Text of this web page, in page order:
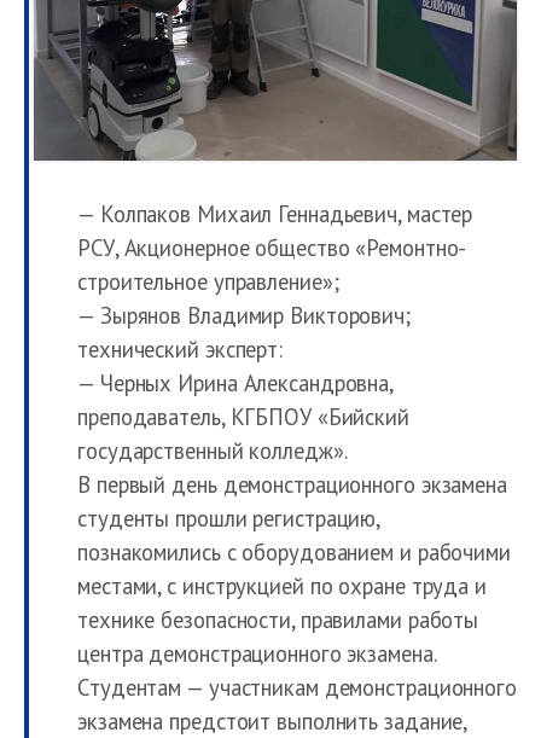
— Колпаков Михаил Геннадьевич, мастер
РСУ, Акционерное общество «Ремонтно-
строительное управление»;
— Зырянов Владимир Викторович;
технический эксперт:
— Черных Ирина Александровна,
преподаватель, КГБПОУ «Бийский
государственный колледж».
В первый день демонстрационного экзамена
студенты прошли регистрацию,
познакомились с оборудованием и рабочими
местами, с инструкцией по охране труда и
технике безопасности, правилами работы
центра демонстрационного экзамена.
Студентам — участникам демонстрационного
экзамена предстоит выполнить задание,